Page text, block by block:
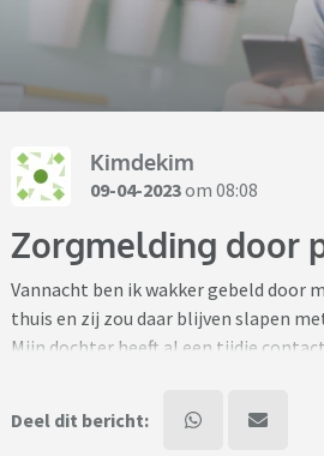
Kimdekim
09-04-2023om 08:08
Zorgmelding door
Vannacht ben ik wakker gebeld door
thuis en zij zou daar blijven slapen
Mijn dochter heeft al een tijdje
vriendin. Ik wist dat ze hadden
Deel dit bericht: